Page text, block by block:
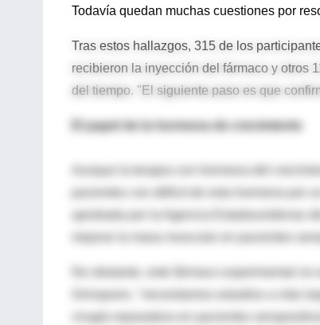
Todavía quedan muchas cuestiones por
Tras estos hallazgos, 315 de los
recibieron la inyección del fármaco y otros
del tiempo. "El siguiente paso es que
El papel de la hormona de crecimiento
Aunque la terapia con hormona del
aprobada por la Agencia Estadounidense
No obstante, este fármaco experimental
Grinspoon, "necesitamos estudios a más
cirugía reparadora en pacientes